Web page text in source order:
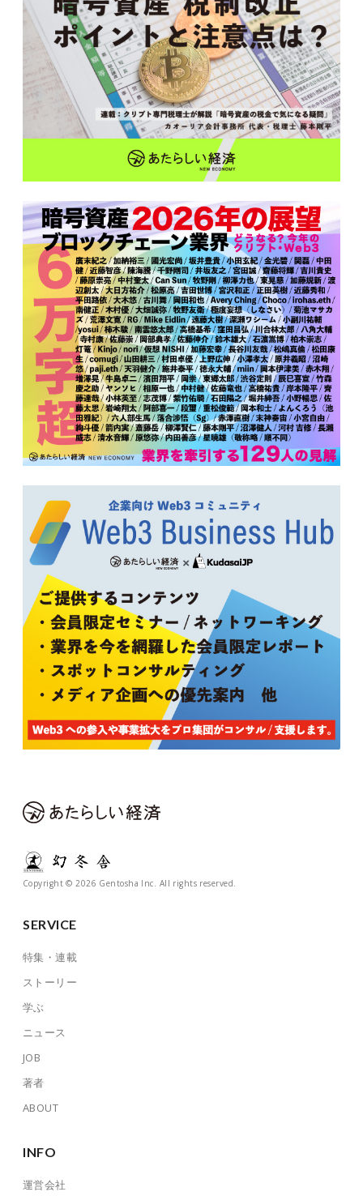
Copyright © 2026 Gentosha Inc. All rights reserved.
SERVICE
特集・連載
ストーリー
学ぶ
ニュース
JOB
著者
ABOUT
INFO
運営会社